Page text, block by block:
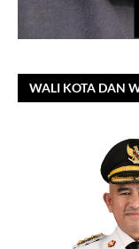
WALI KOTA DAN